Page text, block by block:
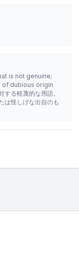
is not genuine;
dubious origin
る軽蔑的な用語。
は怪しげな出自のも